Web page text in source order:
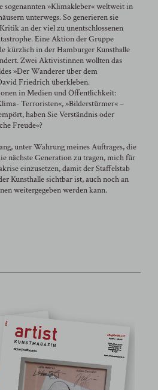
sogenannten »Klimakleber« weltweit in
unterwegs. So generieren sie
an der viel zu unentschlossenen
Eine Aktion der Gruppe
kürzlich in der Hamburger Kunsthalle
Zwei Aktivistinnen wollten das
»Der Wanderer über dem
Friedrich überkleben.
in Medien und Öffentlichkeit:
Terroristen«, »Bilderstürmer« –
haben Sie Verständnis oder
Freude«?
unter Wahrung meines Auftrages, die
nächste Generation zu tragen, mich für
einzusetzen, damit der Staffelstab
Kunsthalle sichtbar ist, auch noch an
weitergegeben werden kann.